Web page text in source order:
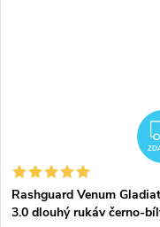
Rashguard Venum
3.0 dlouhý rukáv černo-